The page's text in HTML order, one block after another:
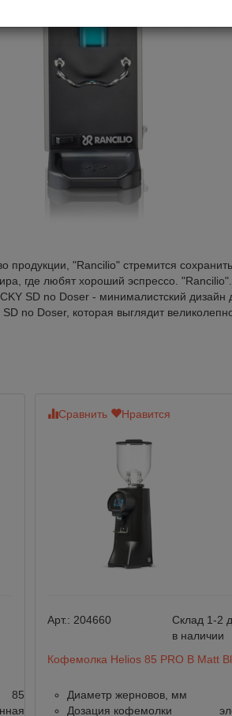
продукции, "Rancilio" стремится
где любят хороший эспрессо. "Rancilio".
SD no Doser - минималистский дизайн
no Doser, которая выглядит
85
Сравнить Нравится
Арт.: 204660
Склад 1-2
в наличии
Кофемолка Helios 85 PRO B Matt
Диаметр жерновов, мм
Дозация кофемолки